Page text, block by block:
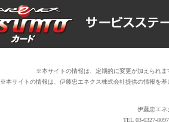
※本サイトの情報は、定期的に変更が加えられ
※本サイトの情報は、伊藤忠エネクス株式会社提供の情報を
伊藤忠エネ
TEL 03-6327-